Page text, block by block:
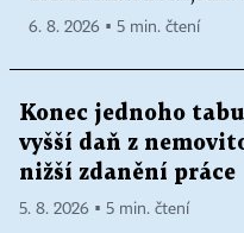
6. 8. 2026 ▪ 5 min. čtení
Konec jednoho
vyšší daň z
nižší zdanění práce
5. 8. 2026 ▪ 5 min. čtení